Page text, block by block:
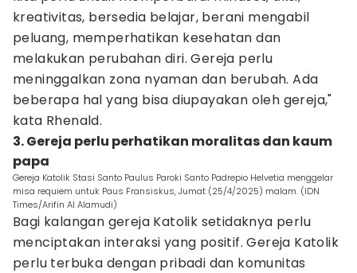
kreativitas, bersedia belajar, berani mengabil
peluang, memperhatikan kesehatan dan
melakukan perubahan diri. Gereja perlu
meninggalkan zona nyaman dan berubah. Ada
beberapa hal yang bisa diupayakan oleh gereja,"
kata Rhenald.
3. Gereja perlu perhatikan moralitas dan kaum
papa
Gereja Katolik Stasi Santo Paulus Paroki Santo Padrepio Helvetia menggelar
misa requiem untuk Paus Fransiskus, Jumat (25/4/2025) malam. (IDN
Times/Arifin Al Alamudi)
Bagi kalangan gereja Katolik setidaknya perlu
menciptakan interaksi yang positif. Gereja Katolik
perlu terbuka dengan pribadi dan komunitas